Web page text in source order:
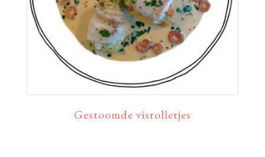
Gestoomde visrolletjes